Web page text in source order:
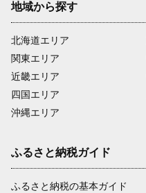
地域から探す
北海道エリア
関東エリア
近畿エリア
四国エリア
沖縄エリア
ふるさと納税ガイド
ふるさと納税の基本ガイド